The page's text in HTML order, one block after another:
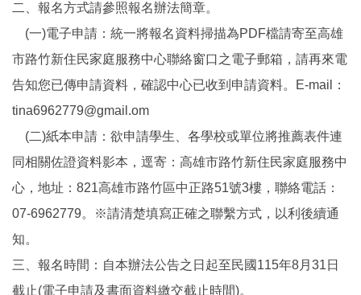
二、報名方式請參照報名辦法簡章。
(一)電子申請：統一將報名資料掃描為PDF檔請寄至高雄
市路竹新住民家庭服務中心聯絡窗口之電子郵箱，請再來電
告知您已傳申請資料，確認中心已收到申請資料。E-mail：
tina6962779@gmail.om
(二)紙本申請：欲申請學生、各學校或單位將推薦表件連
同相關佐證資料影本，逕寄：高雄市路竹新住民家庭服務中
心，地址：821高雄市路竹區中正路51號3樓，聯絡電話：
07-6962779。※請清楚填寫正確之聯繫方式，以利後續通
知。
三、報名時間：自本辦法公告之日起至民國115年8月31日
截止(電子申請及書面資料繳交截止時間)。